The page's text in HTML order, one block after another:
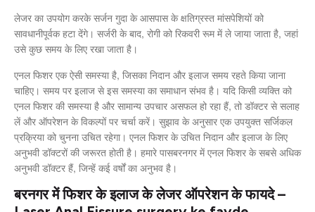
लेजर का उपयोग करके सर्जन गुदा के आसपास के क्षतिग्रस्त मांसपेशियों को
सावधानीपूर्वक हटा देंगे। सर्जरी के बाद, रोगी को रिकवरी रूम में ले जाया जाता है, जहां
उसे कुछ समय के लिए रखा जाता है।
एनल फिशर एक ऐसी समस्या है, जिसका निदान और इलाज समय रहते किया जाना
चाहिए। समय पर इलाज से इस समस्या का समाधान संभव है। यदि किसी व्यक्ति को
एनल फिशर की समस्या है और सामान्य उपचार असफल हो रहा हैं, तो डॉक्टर से सलाह
लें और ऑपरेशन के विकल्पों पर चर्चा करें। सुझाव के अनुसार एक उपयुक्त सर्जिकल
प्रक्रिया को चुनना उचित रहेगा। एनल फिशर के उचित निदान और इलाज के लिए
अनुभवी डॉक्टरों की जरूरत होती है। हमारे पासबरनगर में एनल फिशर के सबसे अधिक
अनुभवी डॉक्टर हैं, जिन्हें कई वर्षों का अनुभव है।
बरनगर में फिशर के इलाज के लेजर ऑपरेशन के फायदे –